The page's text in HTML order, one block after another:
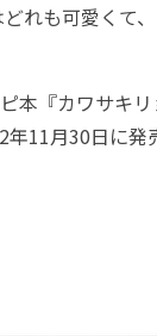
れも可愛くて
本『カワサキ
11月30日に発